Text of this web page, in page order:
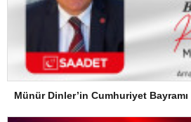
Münür Dinler’in Cumhuriyet Bayramı